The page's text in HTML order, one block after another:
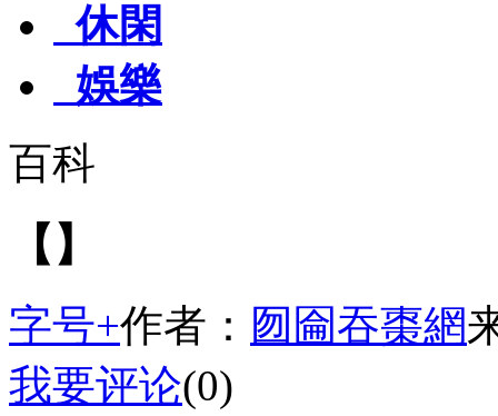
休閑
娛樂
百科
【】
字号+作者： 囫圇吞棗網
我要评论(0)